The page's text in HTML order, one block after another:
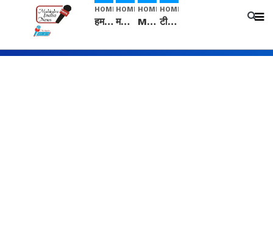
HOME
हम सनातनी..." सांसद kangana Ranaut से क्या बोली लड़की? Viral Jantar-Mantar | CJP protest
HOME
मनीषा हत्याकांड: हत्या, आत्महत्या या कोई बड़ा राज? | Full Story | Josh Haryana
HOME
Mangalsutra: हिंदू धर्म में शादी के बाद मंगलसूत्र क्यों पहनती है महिलाएं, किसने शुरु की ये परंपरा
HOME
टीम बीकेई ने एग्रीकल्चर ग्रेड की यूरिया खाद गट्टों में बदलकर टेक्निकल ग्रेड में बेचने वालों पर करवाई कार्रवाई: लखविंदर सिंह औलख